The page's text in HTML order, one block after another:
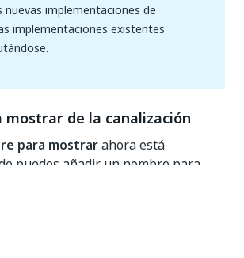
nuevas implementaciones de
implementaciones existentes
mostrar de la canalización
para mostrarahora está
puedes añadir un nombre para